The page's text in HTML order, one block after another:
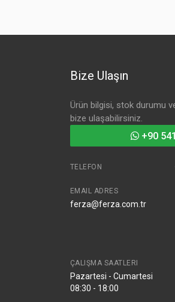
Bize Ulaşın
Ürün bilgisi, stok durumu
bize ulaşabilirsiniz.
+90
TELEFON
EMAIL ADRES
ferza@ferza.com.tr
ÇALIŞMA SAATLERI
Pazartesi - Cumartesi
08:30 - 18:00